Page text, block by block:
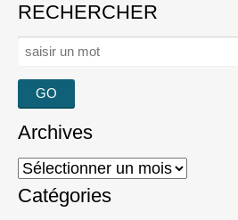
RECHERCHER
Rechercher :
Archives
Archives
Catégories